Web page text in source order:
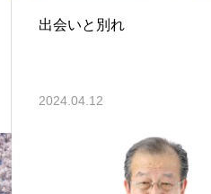
出会いと別れ
2024.04.12